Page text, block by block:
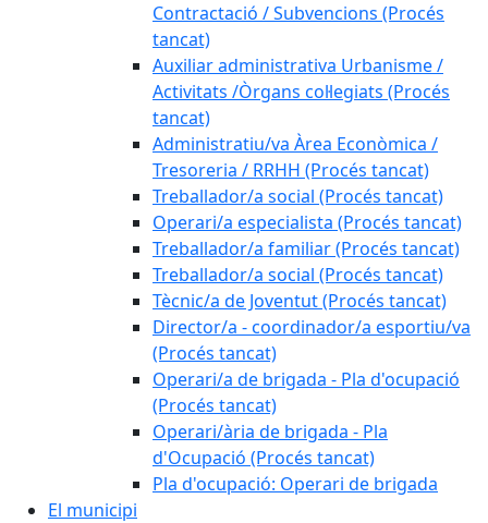
Contractació / Subvencions (Procés
tancat)
Auxiliar administrativa Urbanisme /
Activitats /Òrgans col·legiats (Procés
tancat)
Administratiu/va Àrea Econòmica /
Tresoreria / RRHH (Procés tancat)
Treballador/a social (Procés tancat)
Operari/a especialista (Procés tancat)
Treballador/a familiar (Procés tancat)
Treballador/a social (Procés tancat)
Tècnic/a de Joventut (Procés tancat)
Director/a - coordinador/a esportiu/va
(Procés tancat)
Operari/a de brigada - Pla d'ocupació
(Procés tancat)
Operari/ària de brigada - Pla
d'Ocupació (Procés tancat)
Pla d'ocupació: Operari de brigada
El municipi